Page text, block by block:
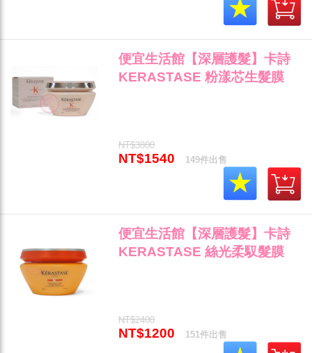
便宜生活館【深層護髮】卡詩
KERASTASE 粉漾芯生髮膜
NT$3800
NT$1540 149件出售
便宜生活館【深層護髮】卡詩
KERASTASE 絲光柔馭髮膜
NT$2400
NT$1200 151件出售